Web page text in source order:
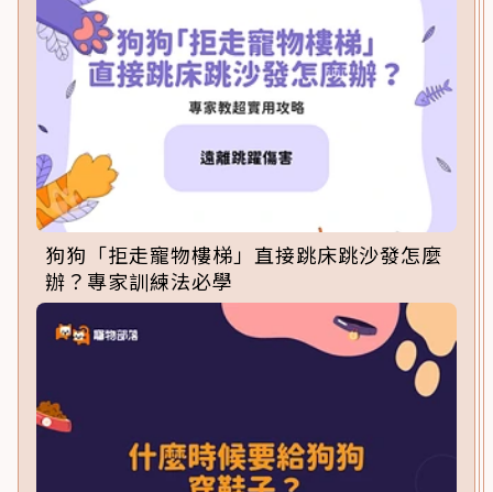
狗狗「拒走寵物樓梯」直接跳床跳沙發怎麼
辦？專家訓練法必學